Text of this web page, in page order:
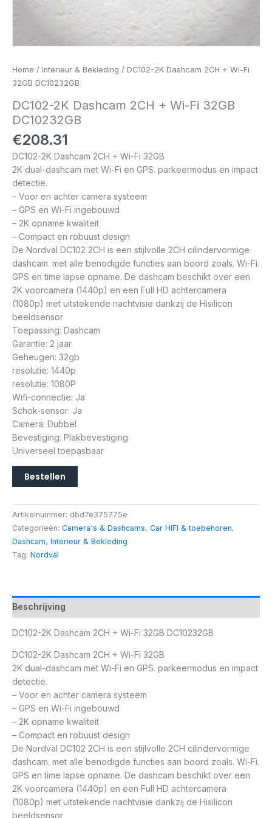
Home / Interieur & Bekleding / DC102-2K Dashcam 2CH + Wi-Fi
32GB DC10232GB
DC102-2K Dashcam 2CH + Wi-Fi 32GB
DC10232GB
€208.31
DC102-2K Dashcam 2CH + Wi-Fi 32GB
2K dual-dashcam met Wi-Fi en GPS. parkeermodus en impact
detectie.
– Voor en achter camera systeem
– GPS en Wi-Fi ingebouwd
– 2K opname kwaliteit
– Compact en robuust design
De Nordväl DC102 2CH is een stijlvolle 2CH cilindervormige
dashcam. met alle benodigde functies aan boord zoals. Wi-Fi.
GPS en time lapse opname. De dashcam beschikt over een
2K voorcamera (1440p) en een Full HD achtercamera
(1080p) met uitstekende nachtvisie dankzij de Hisilicon
beeldsensor
Toepassing: Dashcam
Garantie: 2 jaar
Geheugen: 32gb
resolutie: 1440p
resolutie: 1080P
Wifi-connectie: Ja
Schok-sensor: Ja
Camera: Dubbel
Bevestiging: Plakbevestiging
Universeel toepasbaar
Bestellen
Artikelnummer: dbd7e375775e
Categorieën: Camera's & Dashcams, Car HIFI & toebehoren,
Dashcam, Interieur & Bekleding
Tag: Nordväl
Beschrijving
DC102-2K Dashcam 2CH + Wi-Fi 32GB DC10232GB
DC102-2K Dashcam 2CH + Wi-Fi 32GB
2K dual-dashcam met Wi-Fi en GPS. parkeermodus en impact
detectie.
– Voor en achter camera systeem
– GPS en Wi-Fi ingebouwd
– 2K opname kwaliteit
– Compact en robuust design
De Nordväl DC102 2CH is een stijlvolle 2CH cilindervormige
dashcam. met alle benodigde functies aan boord zoals. Wi-Fi.
GPS en time lapse opname. De dashcam beschikt over een
2K voorcamera (1440p) en een Full HD achtercamera
(1080p) met uitstekende nachtvisie dankzij de Hisilicon
beeldsensor